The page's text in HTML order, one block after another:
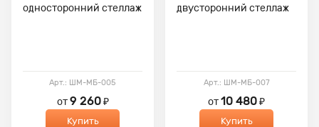
односторонний стеллаж
Арт.: ШМ-МБ-005
от9 260₽
Купить
двусторонний стеллаж
Арт.: ШМ-МБ-007
от10 480₽
Купить